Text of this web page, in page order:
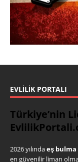
EVLILIK PORTALI
Türkiye’nin
2026 yılındaeş bulma
en güvenilir liman